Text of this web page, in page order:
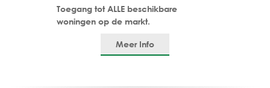
Toegang tot ALLE beschikbare
woningen op de markt.
Meer Info